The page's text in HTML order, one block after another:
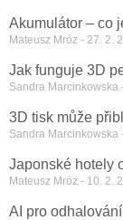
Akumulátor – co
Mateusz Mróz 27. 2.
Jak funguje 3D
Sandra Marcinkowska
3D tisk může
Sandra Marcinkowska
Japonské hotely
Mateusz Mróz 10. 2.
AI pro